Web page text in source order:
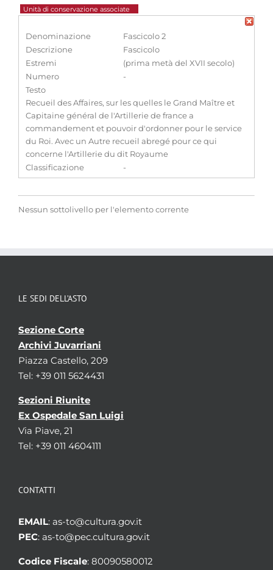
Unità di conservazione associate
Denominazione
Fascicolo 2
Descrizione
Fascicolo
Estremi
(prima metà del XVII secolo)
Numero
-
Testo
Recueil des Affaires, sur les quelles le Grand Maître et
Capitaine général de l'Artillerie de france a
commandement et pouvoir d'ordonner pour le service
du Roi. Avec un Autre recueil abregé pour ce qui
concerne l'Artillerie du dit Royaume
Classificazione
-
Nessun sottolivello per l'elemento corrente
LE SEDI DELL’ASTO
Sezione Corte
Archivi Juvarriani
Piazza Castello, 209
Tel: +39 011 5624431
Sezioni Riunite
Ex Ospedale San Luigi
Via Piave, 21
Tel: +39 011 4604111
CONTATTI
EMAIL: as-to@cultura.gov.it
PEC: as-to@pec.cultura.gov.it
Codice Fiscale: 80090580012